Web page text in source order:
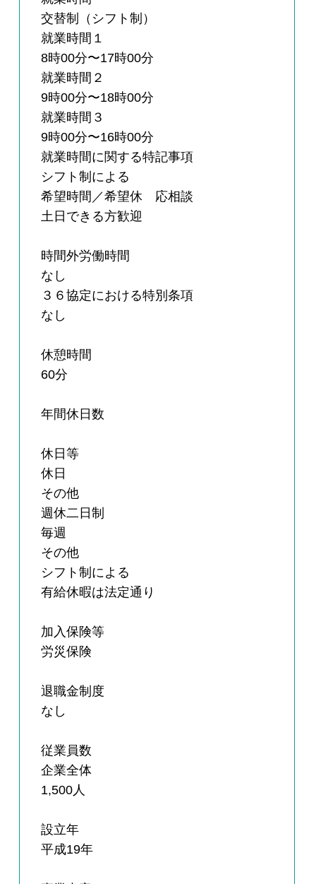
交替制（シフト制）
就業時間１
8時00分〜17時00分
就業時間２
9時00分〜18時00分
就業時間３
9時00分〜16時00分
就業時間に関する特記事項
シフト制による
希望時間／希望休 応相談
土日できる方歓迎
時間外労働時間
なし
３６協定における特別条項
なし
休憩時間
60分
年間休日数
休日等
休日
その他
週休二日制
毎週
その他
シフト制による
有給休暇は法定通り
加入保険等
労災保険
退職金制度
なし
従業員数
企業全体
1,500人
設立年
平成19年